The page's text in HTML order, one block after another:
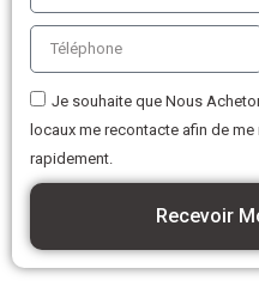
Je souhaite que Nous
locaux me recontacte afin de
rapidement.
Recevoir